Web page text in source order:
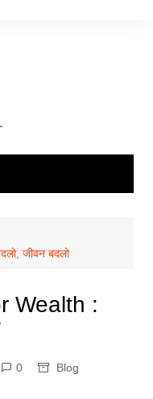
जीवन बदलो
Wealth :
0 Blog